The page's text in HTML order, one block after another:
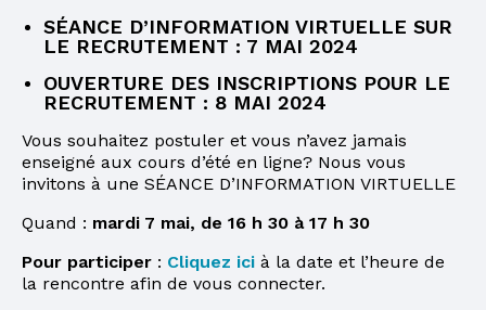
SÉANCE D’INFORMATION VIRTUELLE SUR
LE RECRUTEMENT : 7 MAI 2024
OUVERTURE DES INSCRIPTIONS POUR LE
RECRUTEMENT : 8 MAI 2024
Vous souhaitez postuler et vous n’avez jamais
enseigné aux cours d’été en ligne? Nous vous
invitons à une SÉANCE D’INFORMATION VIRTUELLE
Quand : mardi 7 mai, de 16 h 30 à 17 h 30
Pour participer : Cliquez ici à la date et l’heure de
la rencontre afin de vous connecter.